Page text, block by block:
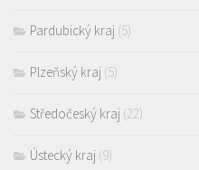
Pardubický kraj (5)
Plzeňský kraj (5)
Středočeský kraj (22)
Ústecký kraj (9)